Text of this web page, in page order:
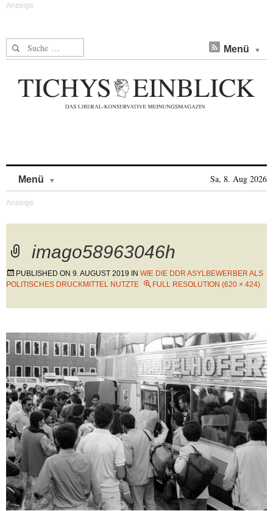
Suche nach: Menü
Menü Sa, 8. Aug 2026
imago58963046h
PUBLISHED ON 9. AUGUST 2019 IN WIE DIE DDR ASYLBEWERBER ALS
POLITISCHES DRUCKMITTEL NUTZTE
FULL RESOLUTION (620 × 424)